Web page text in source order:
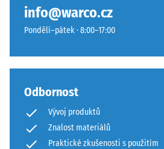
info@warco.cz
Pondělí–pátek · 8:00–17:00
Odbornost
Vývoj produktů
Znalost materiálů
Praktické zkušenosti s použitím